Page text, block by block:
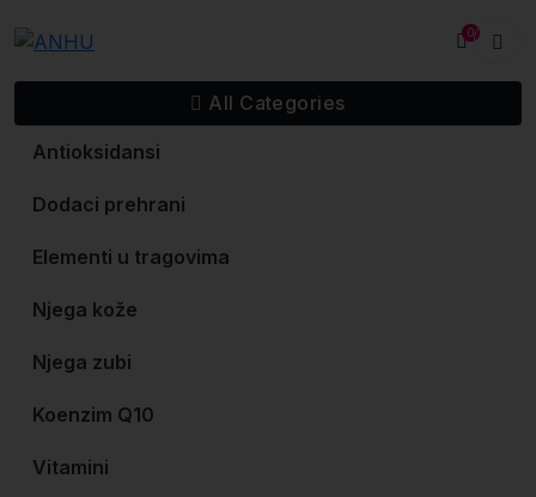
to
0
All Categories
Antioksidansi
Dodaci prehrani
Elementi u tragovima
Njega kože
Njega zubi
Koenzim Q10
Vitamini